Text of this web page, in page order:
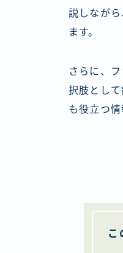
説しなが
ます。
さらに、
択肢とし
も役立つ情
こ